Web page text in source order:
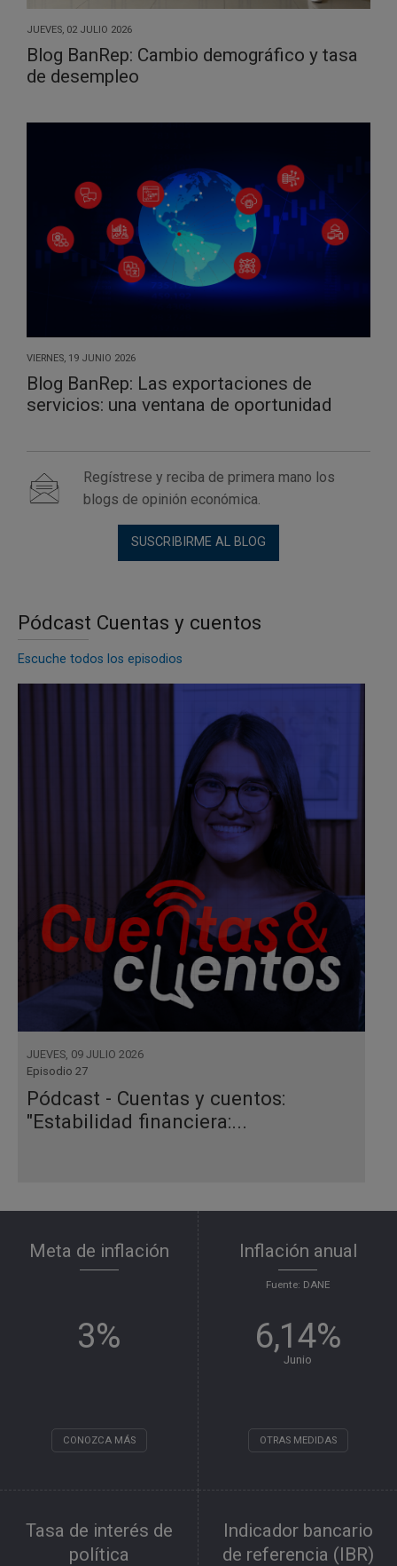
JUEVES, 02 JULIO 2026
Blog BanRep: Cambio demográfico y tasa
de desempleo
VIERNES, 19 JUNIO 2026
Blog BanRep: Las exportaciones de
servicios: una ventana de oportunidad
Regístrese y reciba de primera mano los
blogs de opinión económica.
SUSCRIBIRME AL BLOG
Pódcast Cuentas y cuentos
Escuche todos los episodios
JUEVES, 09 JULIO 2026
Episodio 27
Pódcast - Cuentas y cuentos:
"Estabilidad financiera:...
Meta de inflación
3%
CONOZCA MÁS
Inflación anual
Fuente: DANE
6,14%
Junio
OTRAS MEDIDAS
Tasa de interés de
política
Indicador bancario
de referencia (IBR)